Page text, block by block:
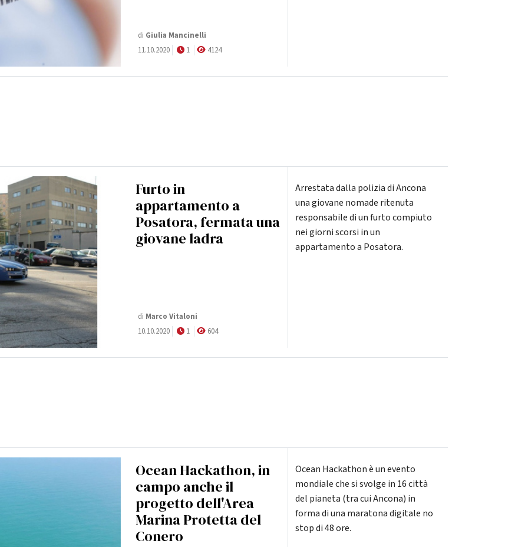
di Giulia Mancinelli
11.10.2020
1 4124
Furto in
appartamento a
Posatora, fermata una
giovane ladra
di Marco Vitaloni
10.10.2020
1 604
Arrestata dalla polizia di Ancona
una giovane nomade ritenuta
responsabile di un furto compiuto
nei giorni scorsi in un
appartamento a Posatora.
Ocean Hackathon, in
campo anche il
progetto dell'Area
Marina Protetta del
Conero
Ocean Hackathon è un evento
mondiale che si svolge in 16 città
del pianeta (tra cui Ancona) in
forma di una maratona digitale no
stop di 48 ore.